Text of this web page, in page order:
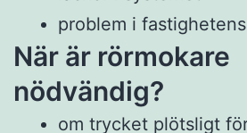
problem i
När är rörmokare
nödvändig?
om trycket plötsligt